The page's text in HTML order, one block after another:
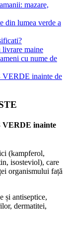
mazare,
din lumea verde a
maine
cu nume de
VERDE inainte de
VERDE inainte
(kampferol,
isosteviol), care
organismului față
și antiseptice,
dermatitei,